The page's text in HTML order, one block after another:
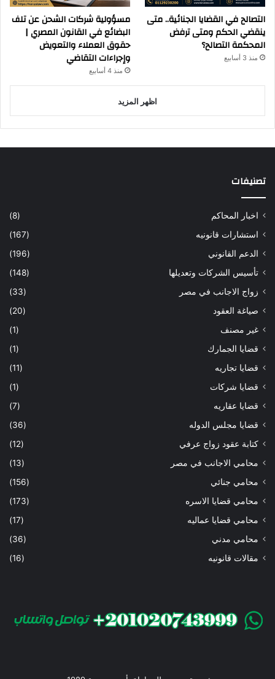
التصالح في القضايا الجنائية.. متى
ينقضي الحكم ومتى ترفض
المحكمة التصالح؟
منذ 3 أسابيع
مسؤولية شركات الشحن عن تلف
البضائع في القانون المصري |
حقوق العملاء والتعويض
وإجراءات التقاضي
منذ 4 أسابيع
اظهر المزيد
تصنيفات
اخبار المحاكم
(8)
استشارات قانونيه
(167)
الدعم القانوني
(196)
تأسيس الشركات وتعديلها
(148)
زواج الاجانب في مصر
(33)
صياغة العقود
(20)
غير مصنف
(1)
قضايا الجمارك
(1)
قضايا تجاريه
(11)
قضايا شركات
(1)
قضايا عقاريه
(7)
قضايا مجلس الدوله
(36)
كتابة عقود زواج عرفي
(12)
محامي الاجانب في مصر
(13)
محامي جنائي
(156)
محامي قضايا الاسره
(173)
محامي قضايا عماليه
(17)
محامي مدني
(36)
مقالات قانونيه
(16)